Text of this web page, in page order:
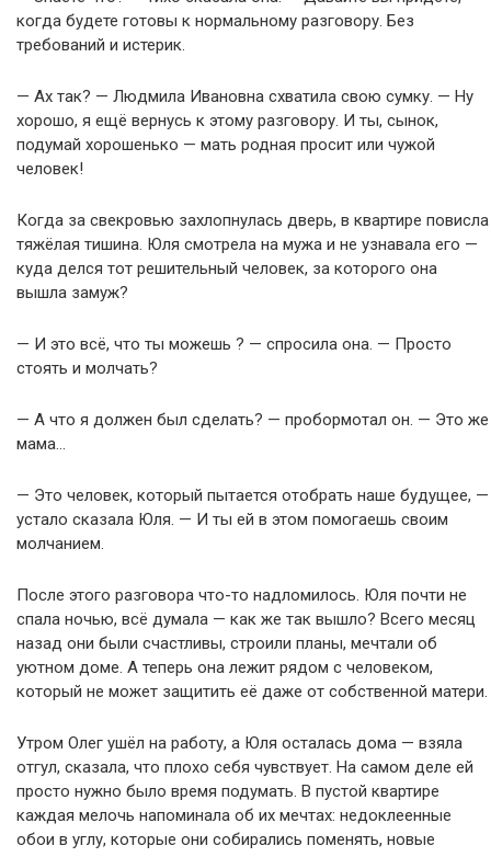
когда будете готовы к нормальному разговору. Без
требований и истерик.
— Ах так? — Людмила Ивановна схватила свою сумку. — Ну
хорошо, я ещё вернусь к этому разговору. И ты, сынок,
подумай хорошенько — мать родная просит или чужой
человек!
Когда за свекровью захлопнулась дверь, в квартире повисла
тяжёлая тишина. Юля смотрела на мужа и не узнавала его —
куда делся тот решительный человек, за которого она
вышла замуж?
— И это всё, что ты можешь ? — спросила она. — Просто
стоять и молчать?
— А что я должен был сделать? — пробормотал он. — Это же
мама…
— Это человек, который пытается отобрать наше будущее, —
устало сказала Юля. — И ты ей в этом помогаешь своим
молчанием.
После этого разговора что-то надломилось. Юля почти не
спала ночью, всё думала — как же так вышло? Всего месяц
назад они были счастливы, строили планы, мечтали об
уютном доме. А теперь она лежит рядом с человеком,
который не может защитить её даже от собственной матери.
Утром Олег ушёл на работу, а Юля осталась дома — взяла
отгул, сказала, что плохо себя чувствует. На самом деле ей
просто нужно было время подумать. В пустой квартире
каждая мелочь напоминала об их мечтах: недоклеенные
обои в углу, которые они собирались поменять, новые